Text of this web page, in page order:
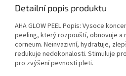
Detailní popis produktu
AHA GLOW PEEL Popis: Vysoce
peeling, který rozpouští, obnovuje a
corneum. Neinvazivní, hydratuje,
redukuje nedokonalosti. Stimuluje
pro zvýšení pevnosti pleti.